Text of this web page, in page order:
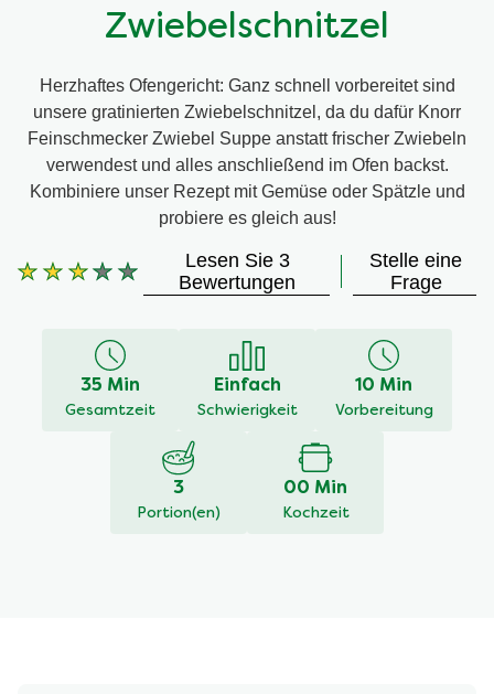
Zwiebelschnitzel
Herzhaftes Ofengericht: Ganz schnell vorbereitet sind
unsere gratinierten Zwiebelschnitzel, da du dafür Knorr
Feinschmecker Zwiebel Suppe anstatt frischer Zwiebeln
verwendest und alles anschließend im Ofen backst.
Kombiniere unser Rezept mit Gemüse oder Spätzle und
probiere es gleich aus!
Die
durchschnittliche
Gratinierte
Zwiebelschnitzel
beträgt
Lesen Sie 3
Bewertungen
Stelle eine
Frage
35 Min
Gesamtzeit
Einfach
Schwierigkeit
10 Min
Vorbereitung
3
Portion(en)
00 Min
Kochzeit